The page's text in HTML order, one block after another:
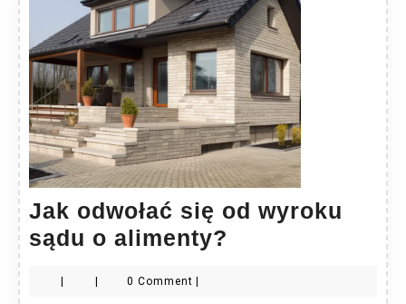
Jak odwołać się od wyroku
sądu o alimenty?
| | 0 Comment |